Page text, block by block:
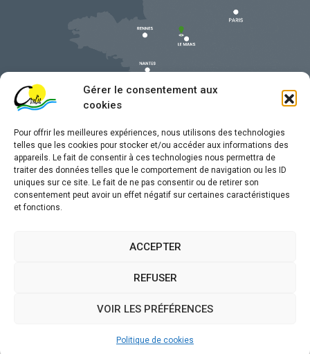
Gérer le consentement aux
cookies
Pour offrir les meilleures expériences, nous utilisons des technologies
telles que les cookies pour stocker et/ou accéder aux informations des
appareils. Le fait de consentir à ces technologies nous permettra de
traiter des données telles que le comportement de navigation ou les ID
uniques sur ce site. Le fait de ne pas consentir ou de retirer son
consentement peut avoir un effet négatif sur certaines caractéristiques
et fonctions.
ACCEPTER
REFUSER
VOIR LES PRÉFÉRENCES
Politique de cookies
Mentions légales
Traitement de données personnelles
(sites internet de collectivités &